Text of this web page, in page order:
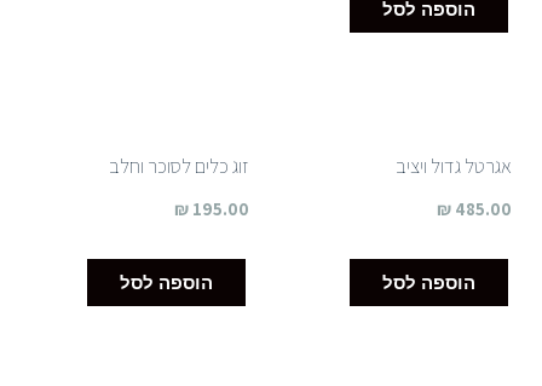
הוספה לסל
אגרטל גדול ויציב
₪ 485.00
הוספה לסל
זוג כלים לסוכר וחלב
₪195.00
הוספה לסל